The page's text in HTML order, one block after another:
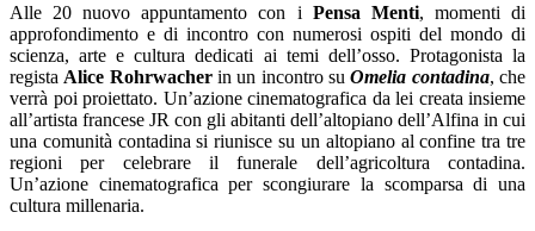
Alle 20 nuovo appuntamento con i Pensa Menti, momenti di
approfondimento e di incontro con numerosi ospiti del mondo di
scienza, arte e cultura dedicati ai temi dell’osso. Protagonista la
regista Alice Rohrwacherin un incontro suOmelia contadina, che
verrà poi proiettato. Un’azione cinematografica da lei creata insieme
all’artista francese JR con gli abitanti dell’altopiano dell’Alfina in cui
una comunità contadina si riunisce su un altopiano al confine tra tre
regioni per celebrare il funerale dell’agricoltura contadina.
Un’azione cinematografica per scongiurare la scomparsa di una
cultura millenaria.